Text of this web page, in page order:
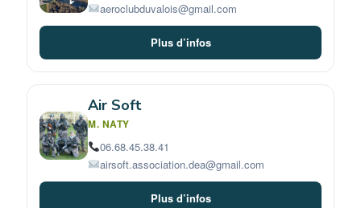
aeroclubduvalois@gmail.com
Plus d’infos
Air Soft
M. NATY
06.68.45.38.41
airsoft.association.dea@gmail.com
Plus d’infos